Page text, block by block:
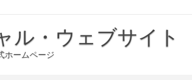
ル・ウェブサイト
ホームページ